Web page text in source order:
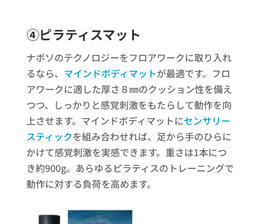
④ピラティスマット
ナボソのテクノロジーをフロアワークに取り入れ
るなら、 マインドボディマットが最適です。フロ
アワークに適した厚さ８㎜のクッション性を備え
つつ、しっかりと感覚刺激をもたらして動作を向
上させます。マインドボディマットにセンサリー
スティックを組み合わせれば、足から手のひらに
かけて感覚刺激を実感できます。重さは1本につ
き約900g。あらゆるピラティスのトレーニングで
動作に対する負荷を高めます。